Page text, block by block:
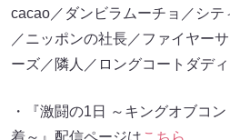
cacao／ダンビラムーチョ／シ
／ニッポンの社長／ファイヤー
ーズ／隣人／ロングコートダデ
・『激闘の1日 ～キングオブコ